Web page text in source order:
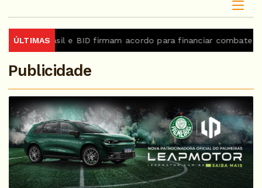
ÚLTIMASBrasil e BID firmam acordo para financiar combate ao
Publicidade